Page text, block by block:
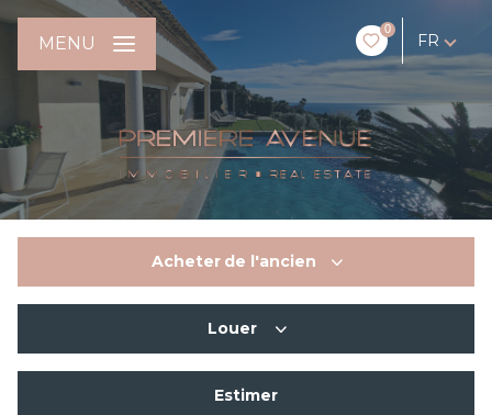
0
FR
MENU
Acheter de l'ancien
Louer
Estimer